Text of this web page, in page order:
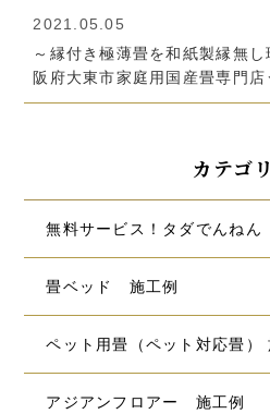
2021.05.05
～縁付き極薄畳を和紙製縁無
阪府大東市家庭用国産畳専門
カテゴ
無料サービス！タダでんねん
畳ベッド 施工例
ペット用畳（ペット対応畳）
アジアンフロアー 施工例